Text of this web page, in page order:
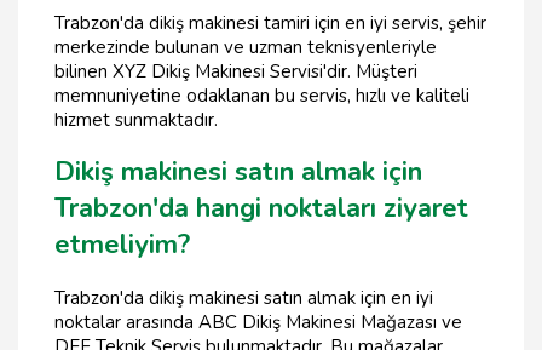
Trabzon'da dikiş makinesi tamiri için en iyi servis, şehir
merkezinde bulunan ve uzman teknisyenleriyle
bilinen XYZ Dikiş Makinesi Servisi'dir. Müşteri
memnuniyetine odaklanan bu servis, hızlı ve kaliteli
hizmet sunmaktadır.
Dikiş makinesi satın almak için
Trabzon'da hangi noktaları ziyaret
etmeliyim?
Trabzon'da dikiş makinesi satın almak için en iyi
noktalar arasında ABC Dikiş Makinesi Mağazası ve